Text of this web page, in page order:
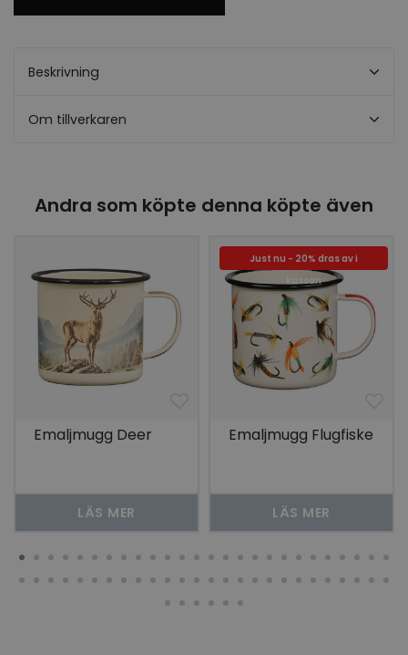
Beskrivning
Om tillverkaren
Andra som köpte denna köpte även
Emaljmugg Deer
LÄS MER
Just nu - 20% dras av i
kassan
Emaljmugg Flugfiske
LÄS MER